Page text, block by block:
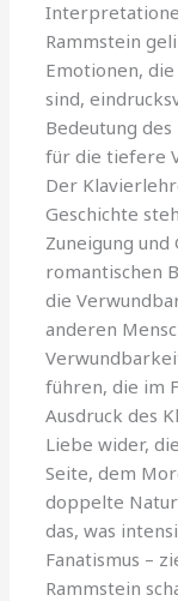
Rammstein
Emotionen,
sind,
Bedeutung
für die tiefere
Der
Geschichte
Zuneigung
romantischen
die
anderen
führen, die im
Ausdruck des
Liebe wider,
Seite, dem
doppelte
das, was
Fanatismus –
Rammstein